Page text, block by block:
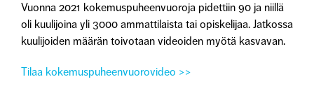
Vuonna 2021 kokemuspuheenvuoroja pidettiin 90 ja niillä
oli kuulijoina yli 3000 ammattilaista tai opiskelijaa. Jatkossa
kuulijoiden määrän toivotaan videoiden myötä kasvavan.
Tilaa kokemuspuheenvuorovideo >>